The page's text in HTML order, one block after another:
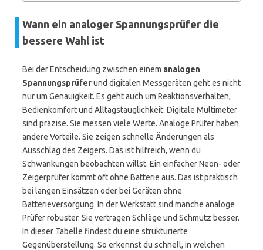
Wann ein analoger Spannungsprüfer die
bessere Wahl ist
Bei der Entscheidung zwischen einem analogen
Spannungsprüferund digitalen Messgeräten geht es nicht
nur um Genauigkeit. Es geht auch um Reaktionsverhalten,
Bedienkomfort und Alltagstauglichkeit. Digitale Multimeter
sind präzise. Sie messen viele Werte. Analoge Prüfer haben
andere Vorteile. Sie zeigen schnelle Änderungen als
Ausschlag des Zeigers. Das ist hilfreich, wenn du
Schwankungen beobachten willst. Ein einfacher Neon- oder
Zeigerprüfer kommt oft ohne Batterie aus. Das ist praktisch
bei langen Einsätzen oder bei Geräten ohne
Batterieversorgung. In der Werkstatt sind manche analoge
Prüfer robuster. Sie vertragen Schläge und Schmutz besser.
In dieser Tabelle findest du eine strukturierte
Gegenüberstellung. So erkennst du schnell, in welchen